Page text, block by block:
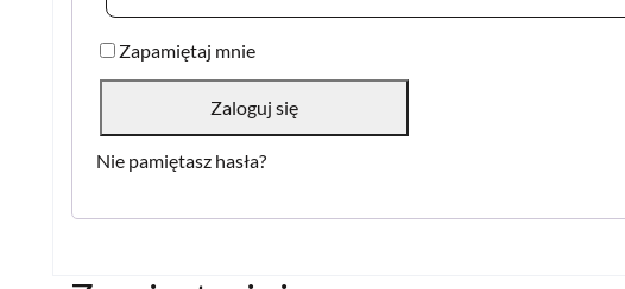
Zapamiętaj mnie
Zaloguj się
Nie pamiętasz hasła?